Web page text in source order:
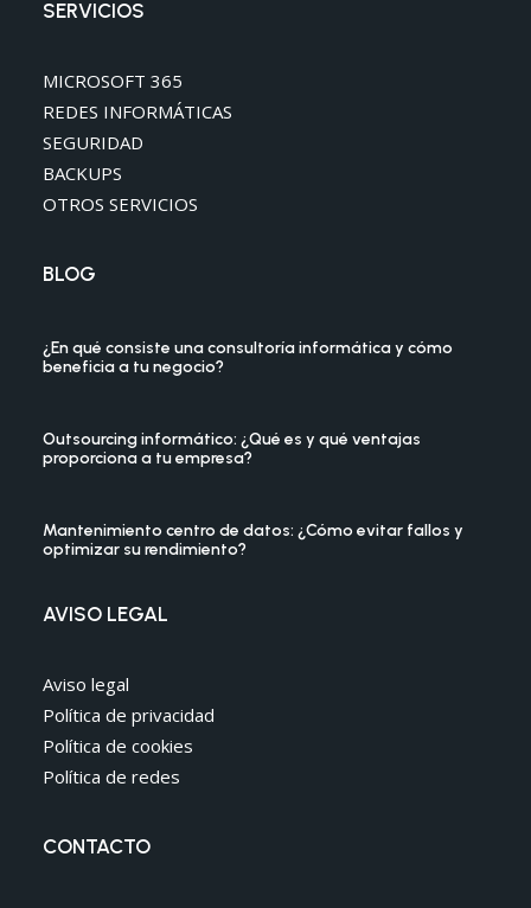
SERVICIOS
MICROSOFT 365
REDES INFORMÁTICAS
SEGURIDAD
BACKUPS
OTROS SERVICIOS
BLOG
¿En qué consiste una consultoría informática y cómo
beneficia a tu negocio?
Outsourcing informático: ¿Qué es y qué ventajas
proporciona a tu empresa?
Mantenimiento centro de datos: ¿Cómo evitar fallos y
optimizar su rendimiento?
AVISO LEGAL
Aviso legal
Política de privacidad
Política de cookies
Política de redes
CONTACTO